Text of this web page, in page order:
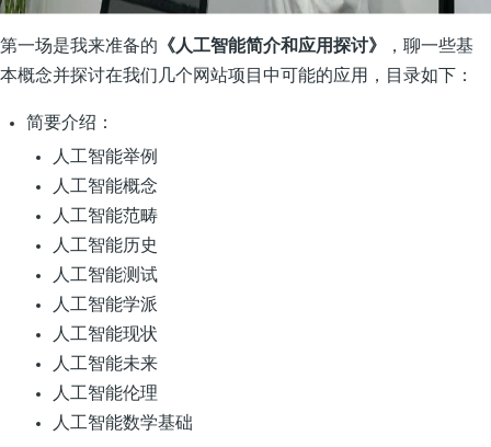
第一场是我来准备的 《人工智能简介和应用探讨》
，聊一些基
本概念并探讨在我们几个网站项目中可能的应用，目录如下：
简要介绍：
人工智能举例
人工智能概念
人工智能范畴
人工智能历史
人工智能测试
人工智能学派
人工智能现状
人工智能未来
人工智能伦理
人工智能数学基础